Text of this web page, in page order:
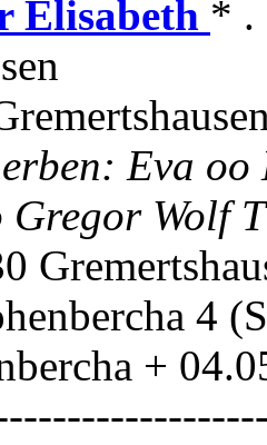
Elisabeth * .
Eva
Wolf
4
+